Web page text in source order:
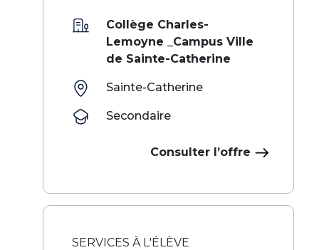
Collège Charles-
Lemoyne _Campus Ville
de Sainte-Catherine
Sainte-Catherine
Secondaire
Consulter l’offre
SERVICES À L'ÉLÈVE